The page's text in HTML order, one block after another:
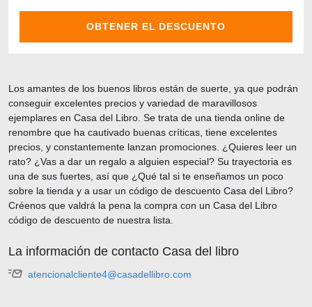
OBTENER EL DESCUENTO
Los amantes de los buenos libros están de suerte, ya que podrán
conseguir excelentes precios y variedad de maravillosos
ejemplares en Casa del Libro. Se trata de una tienda online de
renombre que ha cautivado buenas críticas, tiene excelentes
precios, y constantemente lanzan promociones. ¿Quieres leer un
rato? ¿Vas a dar un regalo a alguien especial? Su trayectoria es
una de sus fuertes, así que ¿Qué tal si te enseñamos un poco
sobre la tienda y a usar un código de descuento Casa del Libro?
Créenos que valdrá la pena la compra con un Casa del Libro
código de descuento de nuestra lista.
La información de contacto Casa del libro
atencionalcliente4@casadellibro.com